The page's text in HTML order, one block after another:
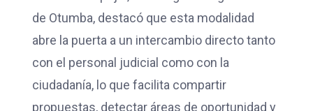
de Otumba, destacó que esta modalidad
abre la puerta a un intercambio directo tanto
con el personal judicial como con la
ciudadanía, lo que facilita compartir
propuestas, detectar áreas de oportunidad y